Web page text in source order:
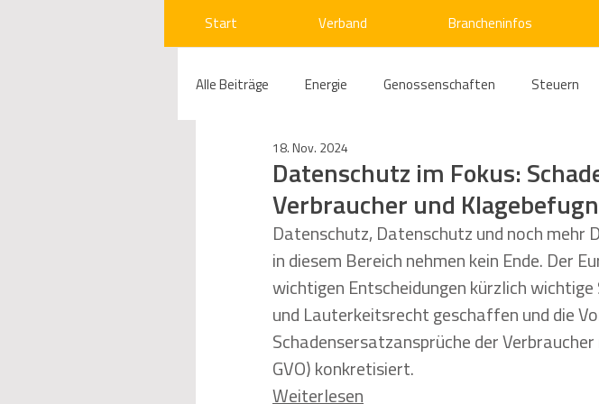
Start Verband Brancheninfos
Alle Beiträge Energie Genossenschaften Steuern
Compliance Gas
Beihilfenrecht Kraftwerke Kälte Verkehr
Regulierung Wettbewerbs- und Kartellrecht
Telekommunikation Gesellschaftsrecht
Datenschutz im Fokus:
Verbraucher und
18. Nov. 2024
Datenschutz, Datenschutz und noch mehr
in diesem Bereich nehmen kein Ende. Der
wichtigen Entscheidungen kürzlich
und Lauterkeitsrecht geschaffen und die
Schadensersatzansprüche der Verbraucher
GVO) konkretisiert.
Weiterlesen